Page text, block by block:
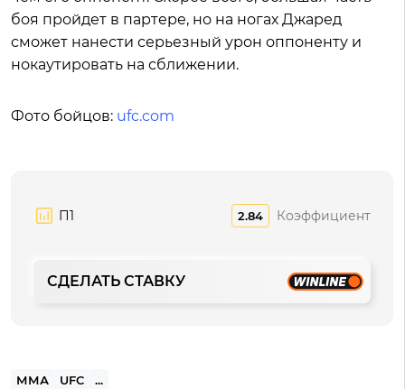
боя пройдет в партере, но на ногах Джаред
сможет нанести серьезный урон оппоненту и
нокаутировать на сближении.
Фото бойцов: ufc.com
П1 2.84 Коэффициент
СДЕЛАТЬ СТАВКУ
ММА UFC ...